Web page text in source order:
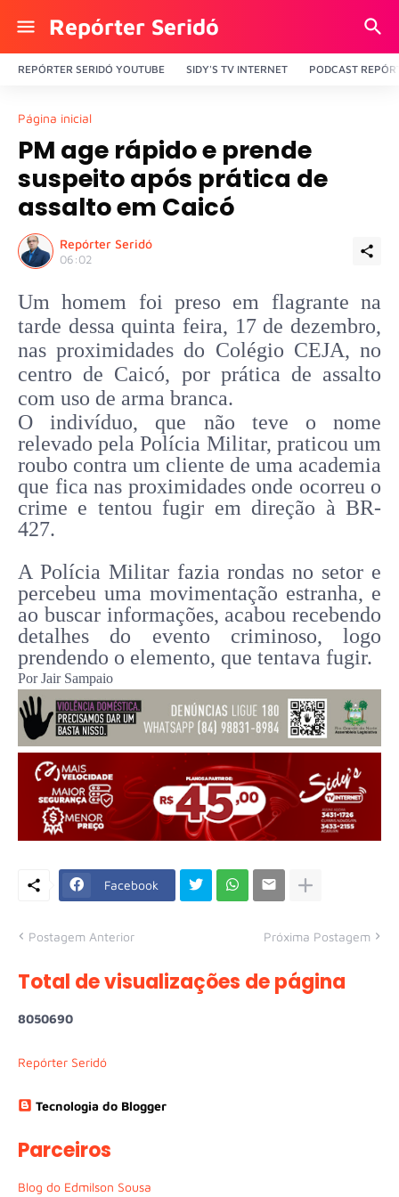
Repórter Seridó
REPÓRTER SERIDÓ YOUTUBE SIDY'S TV INTERNET PODCAST
Página inicial
PM age rápido e prende
suspeito após prática de
assalto em Caicó
Repórter Seridó
06:02
Um homem foi preso em flagrante na
tarde dessa quinta feira, 17 de dezembro,
nas proximidades do Colégio CEJA, no
centro de Caicó, por prática de assalto
com uso de arma branca.
O indivíduo, que não teve o nome
relevado pela Polícia Militar, praticou um
roubo contra um cliente de uma academia
que fica nas proximidades onde ocorreu o
crime e tentou fugir em direção à BR-
427.
A Polícia Militar fazia rondas no setor e
percebeu uma movimentação estranha, e
ao buscar informações, acabou recebendo
detalhes do evento criminoso, logo
prendendo o elemento, que tentava fugir.
Por Jair Sampaio
Facebook
Postagem Anterior Próxima Postagem
Total de visualizações de página
8050690
Repórter Seridó
Tecnologia do Blogger
Parceiros
Blog do Edmilson Sousa